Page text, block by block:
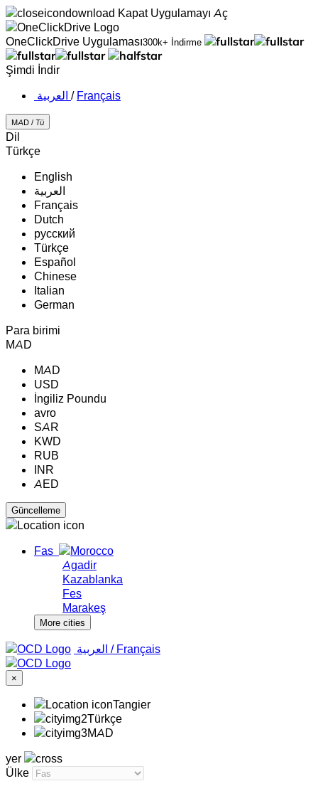
Kapat Uygulamayı Aç
OneClickDrive Uygulaması300k+ İndirme
Şimdi İndir
‏العربية ‏ / Français
MAD / Tü
Dil
Türkçe
English
‏العربية‏
Français
Dutch
русский
Türkçe
Español
Chinese
Italian
German
Para birimi
MAD
MAD
USD
İngiliz Poundu
avro
SAR
KWD
RUB
INR
AED
Fas
Agadir
Kazablanka
Fes
Marakeş
More cities
‏العربية ‏ / Français
×
Tangier
Türkçe
MAD
yer
Ülke